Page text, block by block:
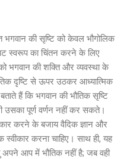
भगवान की सृष्टि को केवल भौगोलिक
स्वरूप का चिंतन करने के लिए
भगवान की शक्ति और व्यवस्था के
दृष्टि से ऊपर उठकर आध्यात्मिक
हैं कि भगवान की भौतिक सृष्टि
उसका पूर्ण वर्णन नहीं कर सकते।
करने के बजाय वैदिक ज्ञान और
स्वीकार करना चाहिए। साथ ही, यह
अपने आप में भौतिक नहीं है; जब वही